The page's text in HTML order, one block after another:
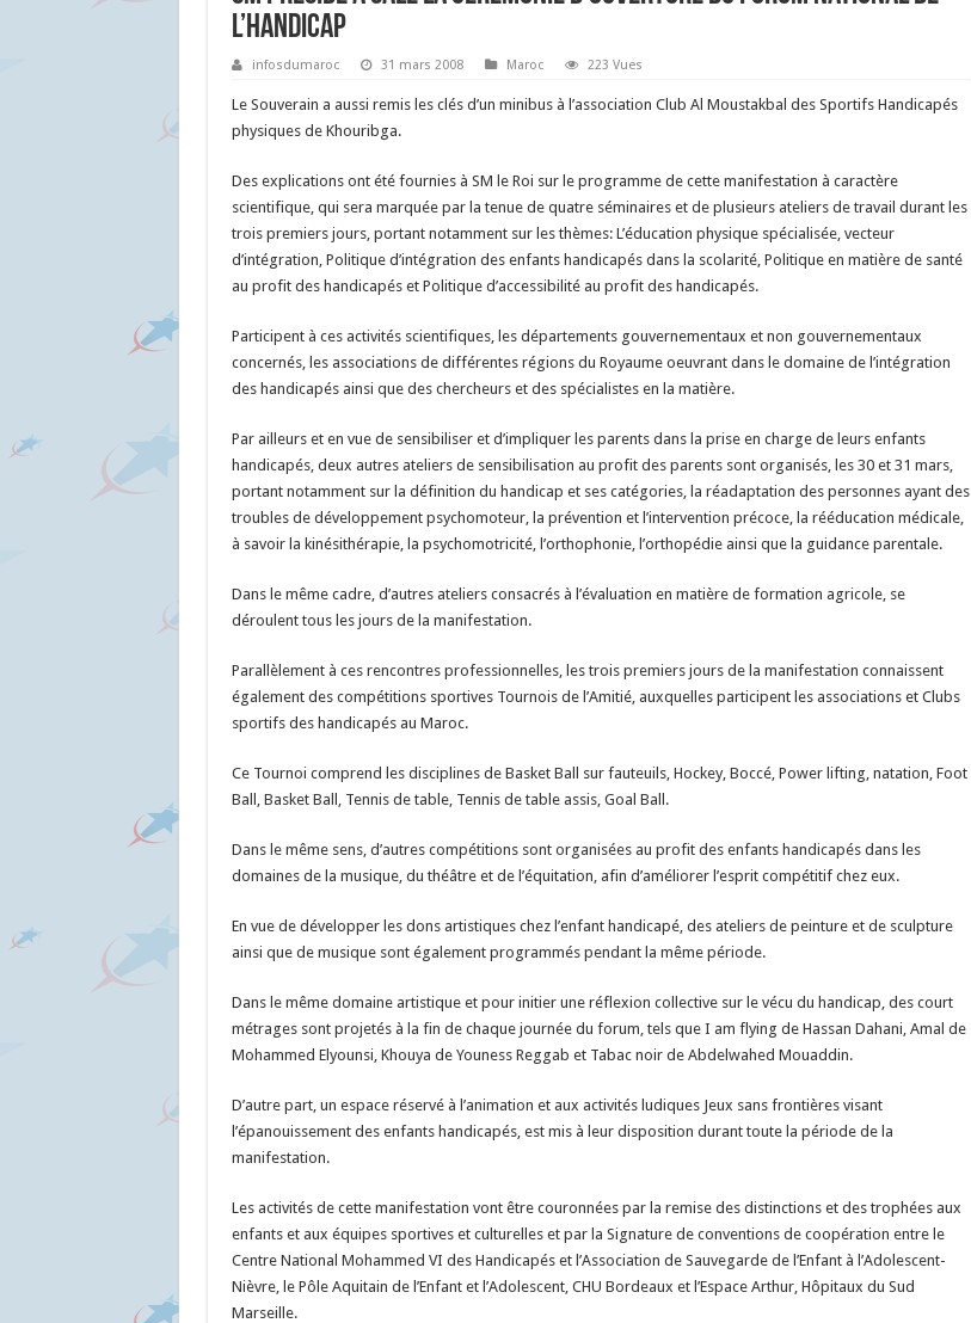
l’handicap
infosdumaroc 31 mars 2008 Maroc 223 Vues
Le Souverain a aussi remis les clés d’un minibus à l’association Club Al Moustakbal des Sportifs Handicapés
physiques de Khouribga.
Des explications ont été fournies à SM le Roi sur le programme de cette manifestation à caractère
scientifique, qui sera marquée par la tenue de quatre séminaires et de plusieurs ateliers de travail durant les
trois premiers jours, portant notamment sur les thèmes: L’éducation physique spécialisée, vecteur
d’intégration, Politique d’intégration des enfants handicapés dans la scolarité, Politique en matière de santé
au profit des handicapés et Politique d’accessibilité au profit des handicapés.
Participent à ces activités scientifiques, les départements gouvernementaux et non gouvernementaux
concernés, les associations de différentes régions du Royaume oeuvrant dans le domaine de l’intégration
des handicapés ainsi que des chercheurs et des spécialistes en la matière.
Par ailleurs et en vue de sensibiliser et d’impliquer les parents dans la prise en charge de leurs enfants
handicapés, deux autres ateliers de sensibilisation au profit des parents sont organisés, les 30 et 31 mars,
portant notamment sur la définition du handicap et ses catégories, la réadaptation des personnes ayant des
troubles de développement psychomoteur, la prévention et l’intervention précoce, la rééducation médicale,
à savoir la kinésithérapie, la psychomotricité, l’orthophonie, l’orthopédie ainsi que la guidance parentale.
Dans le même cadre, d’autres ateliers consacrés à l’évaluation en matière de formation agricole, se
déroulent tous les jours de la manifestation.
Parallèlement à ces rencontres professionnelles, les trois premiers jours de la manifestation connaissent
également des compétitions sportives Tournois de l’Amitié, auxquelles participent les associations et Clubs
sportifs des handicapés au Maroc.
Ce Tournoi comprend les disciplines de Basket Ball sur fauteuils, Hockey, Boccé, Power lifting, natation, Foot
Ball, Basket Ball, Tennis de table, Tennis de table assis, Goal Ball.
Dans le même sens, d’autres compétitions sont organisées au profit des enfants handicapés dans les
domaines de la musique, du théâtre et de l’équitation, afin d’améliorer l’esprit compétitif chez eux.
En vue de développer les dons artistiques chez l’enfant handicapé, des ateliers de peinture et de sculpture
ainsi que de musique sont également programmés pendant la même période.
Dans le même domaine artistique et pour initier une réflexion collective sur le vécu du handicap, des court
métrages sont projetés à la fin de chaque journée du forum, tels que I am flying de Hassan Dahani, Amal de
Mohammed Elyounsi, Khouya de Youness Reggab et Tabac noir de Abdelwahed Mouaddin.
D’autre part, un espace réservé à l’animation et aux activités ludiques Jeux sans frontières visant
l’épanouissement des enfants handicapés, est mis à leur disposition durant toute la période de la
manifestation.
Les activités de cette manifestation vont être couronnées par la remise des distinctions et des trophées aux
enfants et aux équipes sportives et culturelles et par la Signature de conventions de coopération entre le
Centre National Mohammed VI des Handicapés et l’Association de Sauvegarde de l’Enfant à l’Adolescent-
Nièvre, le Pôle Aquitain de l’Enfant et l’Adolescent, CHU Bordeaux et l’Espace Arthur, Hôpitaux du Sud
Marseille.